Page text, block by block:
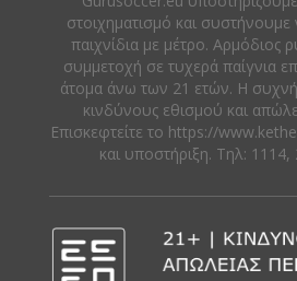
στοιχηματισμό και συστήνουμε
παιχνίδια με μέτρο. Αρμόδιος
συμμετοχή σε τυχερά παίγνια
άτομα άνω των 21 ετών. Η
κινδύνους εθισμού και
Eπισκεφτείτε το https://
και υποστήριξη. Tηλ: